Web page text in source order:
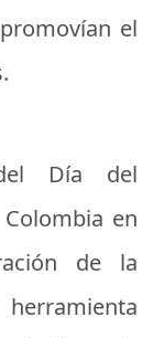
el
Día del
en
de la